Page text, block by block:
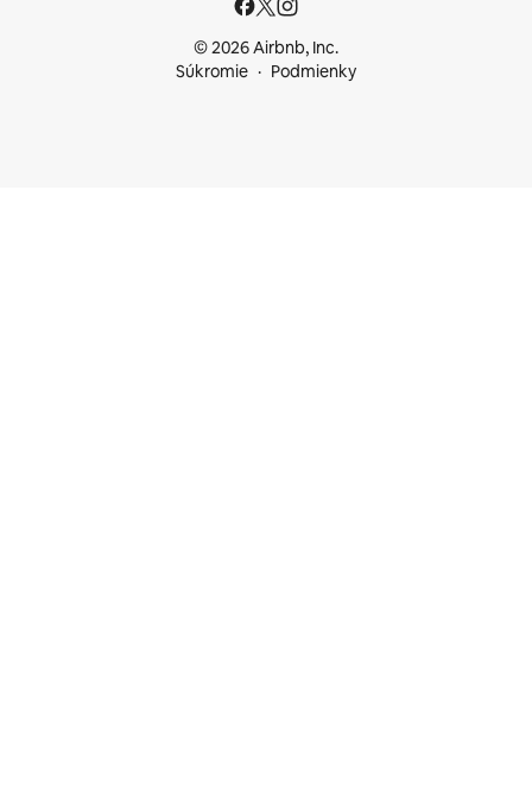
© 2026 Airbnb, Inc.
Súkromie
Podmienky